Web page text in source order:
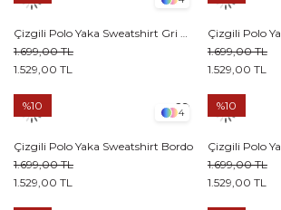
1.529,00 TL
1.699,00 TL
Çizgili Polo
1.529,00 TL
1.699,00 TL
4
Çizgili Polo Yaka Sweatshirt Bordo
1.529,00 TL
1.699,00 TL
%10
Çizgili Polo
1.529,00 TL
1.699,00 TL
%10